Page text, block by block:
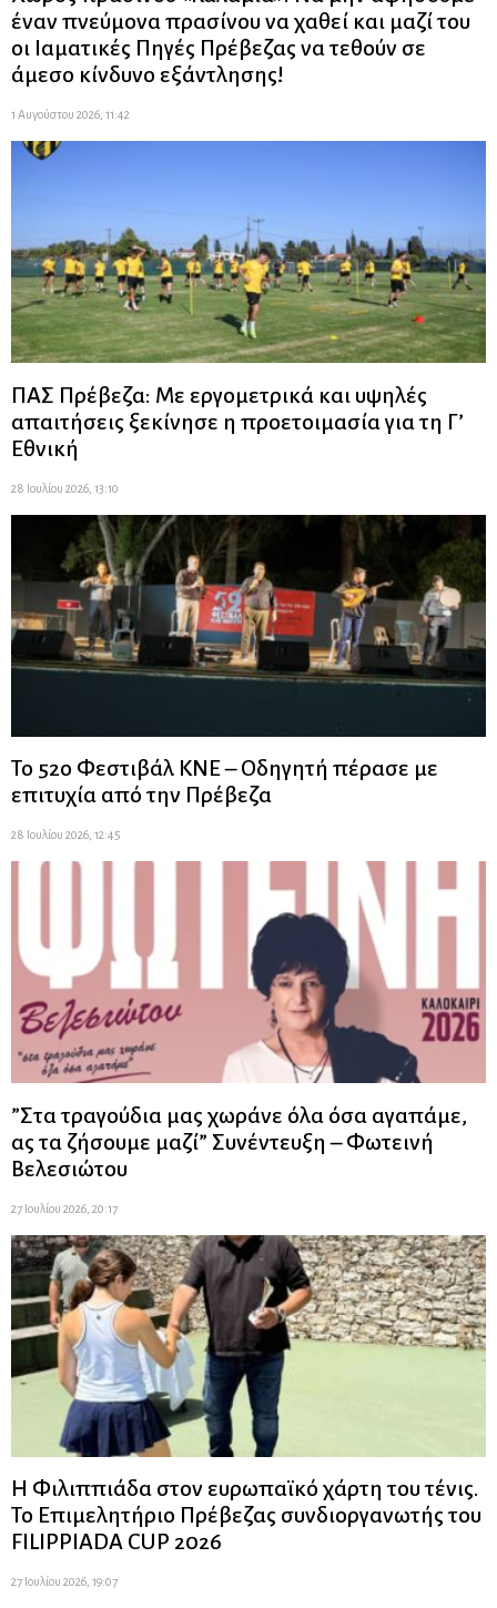
έναν πνεύμονα πρασίνου να χαθεί και μαζί του
οι Ιαματικές Πηγές Πρέβεζας να τεθούν σε
άμεσο κίνδυνο εξάντλησης!
1 Αυγούστου 2026, 11:42
ΠΑΣ Πρέβεζα: Με εργομετρικά και υψηλές
απαιτήσεις ξεκίνησε η προετοιμασία για τη Γ’
Εθνική
28 Ιουλίου 2026, 13:10
Το 52ο Φεστιβάλ ΚΝΕ – Οδηγητή πέρασε με
επιτυχία από την Πρέβεζα
28 Ιουλίου 2026, 12:45
”Στα τραγούδια μας χωράνε όλα όσα αγαπάμε,
ας τα ζήσουμε μαζί” Συνέντευξη – Φωτεινή
Βελεσιώτου
27 Ιουλίου 2026, 20:17
Η Φιλιππιάδα στον ευρωπαϊκό χάρτη του τένις.
Το Επιμελητήριο Πρέβεζας συνδιοργανωτής του
FILIPPIADA CUP 2026
27 Ιουλίου 2026, 19:07